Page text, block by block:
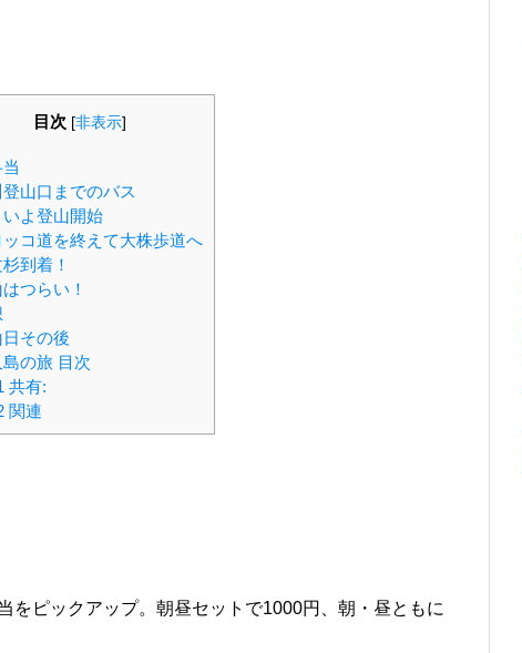
目次 [非表示]
山口までのバス
いよ登山開始
ッコ道を終えて大株歩道へ
到着！
つらい！
その後
島の旅 目次
共有:
関連
をピックアップ。朝昼セットで1000円、朝・昼ともに